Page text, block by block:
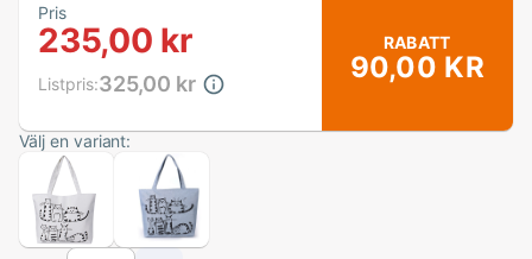
Pris
235,00 kr
Listpris:325,00 kr
RABATT
90,00 KR
Välj en variant: